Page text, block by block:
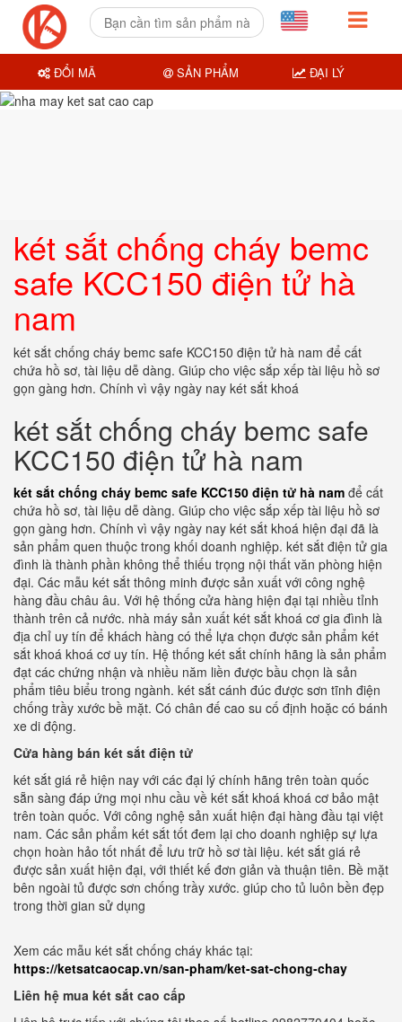
két sắt chống cháy bemc
safe KCC150 điện tử hà
nam
két sắt chống cháy bemc safe KCC150 điện tử hà nam để cất
chứa hồ sơ, tài liệu dễ dàng. Giúp cho việc sắp xếp tài liệu hồ sơ
gọn gàng hơn. Chính vì vậy ngày nay két sắt khoá
két sắt chống cháy bemc safe
KCC150 điện tử hà nam
két sắt chống cháy bemc safe KCC150 điện tử hà nam để cất
chứa hồ sơ, tài liệu dễ dàng. Giúp cho việc sắp xếp tài liệu hồ sơ
gọn gàng hơn. Chính vì vậy ngày nay két sắt khoá hiện đại đã là
sản phẩm quen thuộc trong khối doanh nghiệp. két sắt điện tử gia
đình là thành phần không thể thiếu trọng nội thất văn phòng hiện
đại. Các mẫu két sắt thông minh được sản xuất với công nghệ
hàng đầu châu âu. Với hệ thống cửa hàng hiện đại tại nhiều tỉnh
thành trên cả nước. nhà máy sản xuất két sắt khoá cơ gia đình là
địa chỉ uy tín để khách hàng có thể lựa chọn được sản phẩm két
sắt khoá khoá cơ uy tín. Hệ thống két sắt chính hãng là sản phẩm
đạt các chứng nhận và nhiều năm liền được bầu chọn là sản
phẩm tiêu biểu trong ngành. két sắt cánh đúc được sơn tĩnh điện
chống trầy xước bề mặt. Có chân đế cao su cố định hoặc có bánh
xe di động.
Cửa hàng bán két sắt điện tử
két sắt giá rẻ hiện nay với các đại lý chính hãng trên toàn quốc
sẵn sàng đáp ứng mọi nhu cầu về két sắt khoá khoá cơ bảo mật
trên toàn quốc. Với công nghệ sản xuất hiện đại hàng đầu tại việt
nam. Các sản phẩm két sắt tốt đem lại cho doanh nghiệp sự lựa
chọn hoàn hảo tốt nhất để lưu trữ hồ sơ tài liệu. két sắt giá rẻ
được sản xuất hiện đại, với thiết kế đơn giản và thuận tiên. Bề mặt
bên ngoài tủ được sơn chống trầy xước. giúp cho tủ luôn bền đẹp
trong thời gian sử dụng
Xem các mẫu két sắt chống cháy khác tại:
https://ketsatcaocap.vn/san-pham/ket-sat-chong-chay
Liên hệ mua két sắt cao cấp
ĐỔI MÃ SẢN PHẨM ĐẠI LÝ